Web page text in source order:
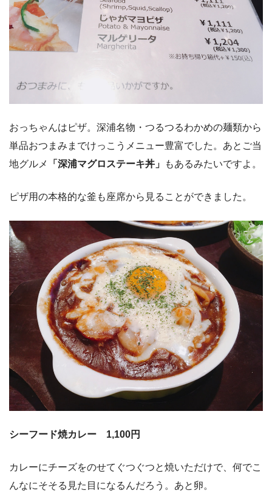
おっちゃんはピザ。深浦名物・つるつるわかめの麺類から
単品おつまみまでけっこうメニュー豊富でした。あとご当
地グルメ
「深浦マグロステーキ丼」 もあるみたいですよ。
ピザ用の本格的な釜も座席から見ることができました。
シーフード焼カレー 1,100円
カレーにチーズをのせてぐつぐつと焼いただけで、何でこ
んなにそそる見た目になるんだろう。あと卵。